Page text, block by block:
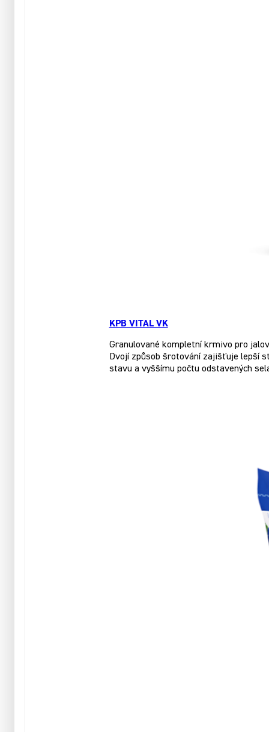
KPB VITAL VK
Granulované kompletní krmivo pro
Dvojí způsob šrotování zajišťuje lepší
stavu a vyššímu počtu odstavených